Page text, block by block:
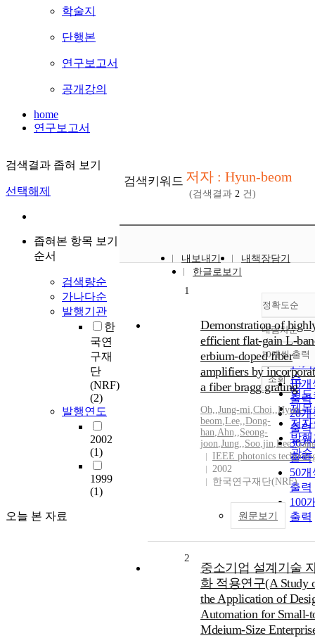
학술지
단행본
연구보고서
공개강의
home
연구보고서
검색결과 좁혀 보기
선택해제
좁혀본 항목 보기
순서
검색량순
가나다순
발행기관
한
국연
구재
단
(NRF)
(2)
발행연도
2002
(1)
1999
(1)
오늘 본 자료
검색키워드 저자 : Hyun-beom
(검색결과 2 건)
내보내기
내책장담기
한글로보기
정확도순
정확
순
인기
순
연도
제목
저
발행
관순
내림차순
내림
10개씩 출력
10개
출력
20개
출력
30개
출력
50개
출력
100
출력
조회
1
Demonstration of
efficient flat-gain L-
erbium-doped fiber
amplifiers by
a fiber bragg grating
Oh,,Jung-mi,Choi,,Hyun-
beom,Lee,,Dong-
han,Ahn,,Seong-
joon,Jung,,Soo,jin,Lee,,
IEEE photonics
2002
한국연구재단(NRF)
원문보기
2
중소기업 설계기술
화 적용연구(A Study
the Application of
Automation for Small-
Mdeium-Size